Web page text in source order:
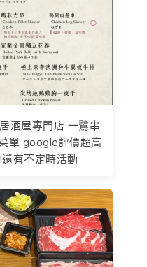
酒屋專門店 一鷺串
單 google評價超高
有不定時活動